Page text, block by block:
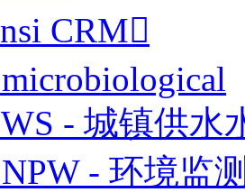
CRM
microbiological
WS - 城镇供水
NPW - 环境监